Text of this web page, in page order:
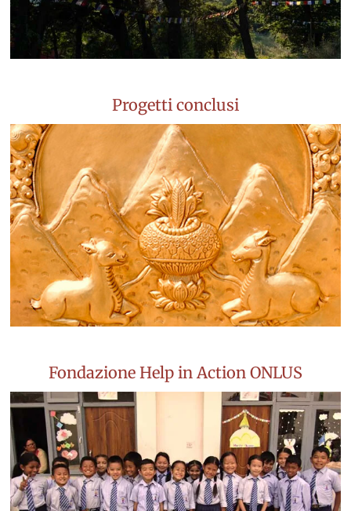
Progetti conclusi
Fondazione Help in Action ONLUS